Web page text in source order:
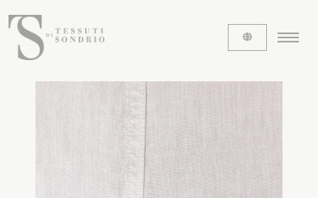
ABOUT US
The labels
Our history